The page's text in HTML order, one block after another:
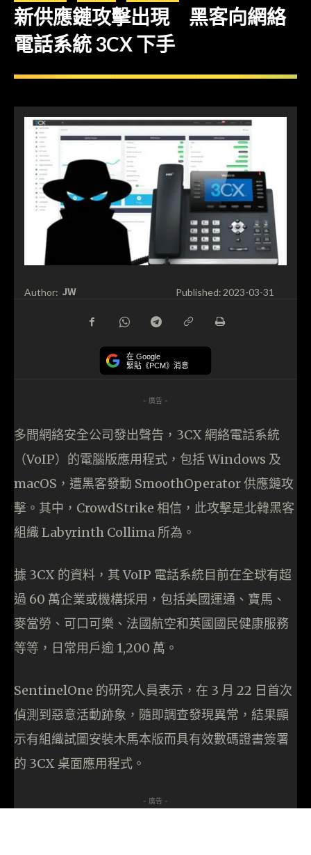
新供應鏈攻擊出現 黑客向網絡
電話系統 3CX 下手
Author: JW Published: 2023-03-31
在 Google
緊貼《PCM》消息
- 廣告 -
多間網絡安全公司發出聲告，3CX 網絡電話系統
（VoIP）的電腦版應用程式，包括 Windows 及
macOS，遭黑客發動 SmoothOperator 供應鏈攻
擊。其中，CrowdStrike 相信，此攻擊是北韓黑客
組織 Labyrinth Collima 所為。
據 3CX 的資料，其 VoIP 電話系統目前在全球有超
過 60 萬企業或機構採用，包括美國運通、寶馬、
麥當勞、可口可樂、法國航空和英國國民健康服務
等等，日常用戶逾 1,200 萬。
SentinelOne 的研究人員表示，在 3 月 22 日首次
偵測到惡意活動跡象，隨即調查發現異常，結果顯
示有組織試圖安裝木馬本版而具有效數碼證書簽署
的 3CX 桌面應用程式。
- 廣告 -